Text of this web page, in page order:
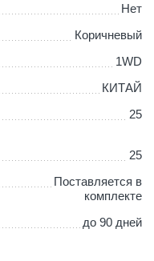
Нет
Коричневый
1WD
КИТАЙ
25
25
Поставляется в
комплекте
до 90 дней